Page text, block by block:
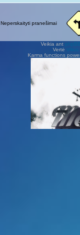
Neperskaityti pranešimai
Veikia ant
Vertė Vilius
Karma functions